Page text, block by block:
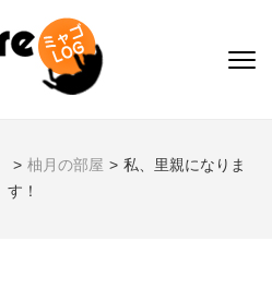
ミャゴLOG
猫雑貨のお店 ミャゴラ
> 柚月の部屋 > 私、里親になりま
す！